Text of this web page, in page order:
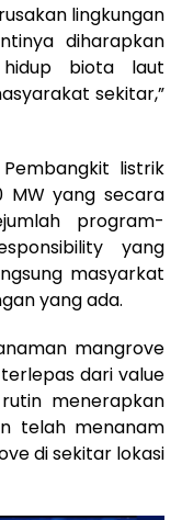
lingkungan
diharapkan
biota laut
sekitar,”
listrik
MW yang secara
program-
yang
masyarkat
yang ada.
mangrove
dari value
menerapkan
telah menanam
di sekitar lokasi